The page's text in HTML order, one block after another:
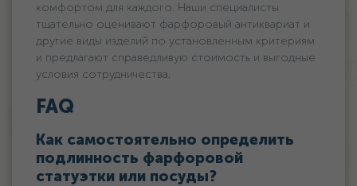
комфортом для каждого. Наши специалисты
тщательно оценивают фарфоровый антиквариат и
другие виды изделий по установленным критериям
и предлагают справедливую стоимость и выгодные
условия сотрудничества.
FAQ
Как самостоятельно определить
подлинность фарфоровой
статуэтки или посуды?